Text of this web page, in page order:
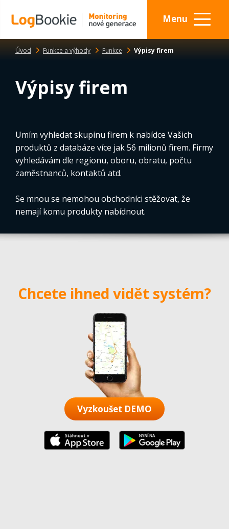
Menu
Úvod Funkce a výhody Funkce Výpisy firem
Výpisy firem
Umím vyhledat skupinu firem k nabídce Vašich
produktů z databáze více jak 56 milionů firem. Firmy
vyhledávám dle regionu, oboru, obratu, počtu
zaměstnanců, kontaktů atd.
Se mnou se nemohou obchodníci stěžovat, že
nemají komu produkty nabídnout.
Chcete ihned vidět systém?
Vyzkoušet DEMO